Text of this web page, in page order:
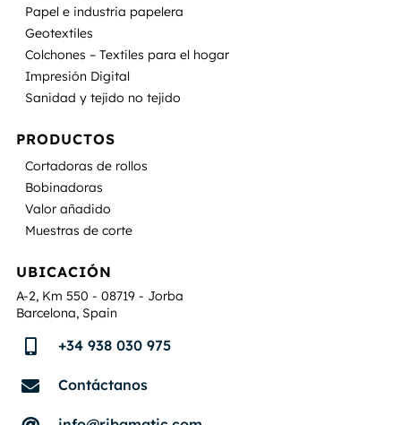
Papel e industria papelera
Geotextiles
Colchones – Textiles para el hogar
Impresión Digital
Sanidad y tejido no tejido
PRODUCTOS
Cortadoras de rollos
Bobinadoras
Valor añadido
Muestras de corte
UBICACIÓN
A-2, Km 550 - 08719 - Jorba
Barcelona, Spain
 +34 938 030 975
 Contáctanos